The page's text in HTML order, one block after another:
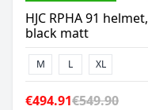
HJC RPHA 91 helmet,
black matt
M L XL
€494.91€549.90